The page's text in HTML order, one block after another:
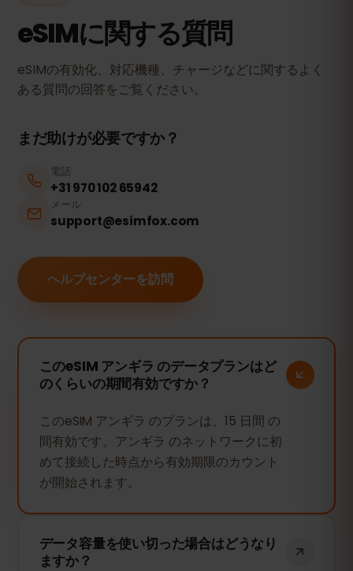
eSIMに関する質問
eSIMの有効化、対応機種、チャージなどに関するよく
ある質問の回答をご覧ください。
まだ助けが必要ですか？
電話
+31 970 102 65942
メール
support@esimfox.com
ヘルプセンターを訪問
このeSIM アンギラ のデータプランはど
のくらいの期間有効ですか？
このeSIM アンギラ のプランは、15 日間 の
間有効です。アンギラ のネットワークに初
めて接続した時点から有効期限のカウント
が開始されます。
データ容量を使い切った場合はどうなり
ますか？